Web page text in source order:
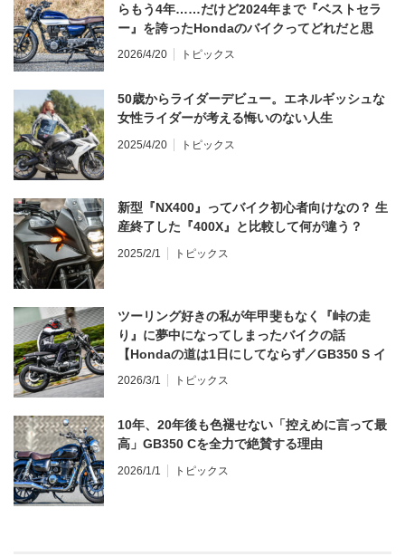
らもう4年……だけど2024年まで『ベストセラ
ー』を誇ったHondaのバイクってどれだと思
う？
2026/4/20 トピックス
50歳からライダーデビュー。エネルギッシュな
女性ライダーが考える悔いのない人生
2025/4/20 トピックス
新型『NX400』ってバイク初心者向けなの？ 生
産終了した『400X』と比較して何が違う？
2025/2/1 トピックス
ツーリング好きの私が年甲斐もなく『峠の走
り』に夢中になってしまったバイクの話
【Hondaの道は1日にしてならず／GB350 S イ
ンプレ・レビュー 前編】
2026/3/1 トピックス
10年、20年後も色褪せない「控えめに言って最
高」GB350 Cを全力で絶賛する理由
2026/1/1 トピックス